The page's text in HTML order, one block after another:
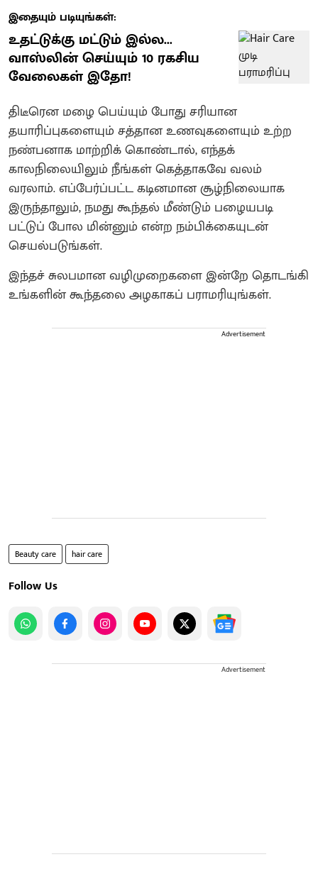
இதையும் படியுங்கள்:
உதட்டுக்கு மட்டும் இல்ல...
வாஸ்லின் செய்யும் 10 ரகசிய
வேலைகள் இதோ!
திடீரென மழை பெய்யும் போது சரியான
தயாரிப்புகளையும் சத்தான உணவுகளையும் உற்ற
நண்பனாக மாற்றிக் கொண்டால், எந்தக்
காலநிலையிலும் நீங்கள் கெத்தாகவே வலம்
வரலாம். எப்பேர்ப்பட்ட கடினமான சூழ்நிலையாக
இருந்தாலும், நமது கூந்தல் மீண்டும் பழையபடி
பட்டுப் போல மின்னும் என்ற நம்பிக்கையுடன்
செயல்படுங்கள்.
இந்தச் சுலபமான வழிமுறைகளை இன்றே தொடங்கி
உங்களின் கூந்தலை அழகாகப் பராமரியுங்கள்.
Advertisement
Beauty care hair care
Follow Us
Advertisement